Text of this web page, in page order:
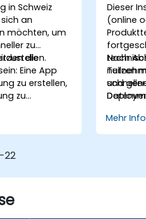
in Schweiz
an
möchten, um
zu
die
Eine App
zu erstellen,
zu
Dieser
(online
nutzen
Nach
und
für den
Mehr
22